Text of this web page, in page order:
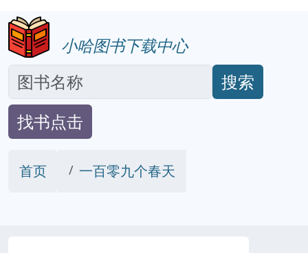
小哈图书下载中心
搜索
找书点击
首页 一百零九个春天